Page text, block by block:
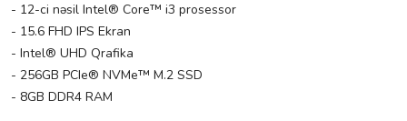
- 12-ci nəsil Intel® Core™ i3 prosessor
- 15.6 FHD IPS Ekran
- Intel® UHD Qrafika
- 256GB PCIe® NVMe™ M.2 SSD
- 8GB DDR4 RAM